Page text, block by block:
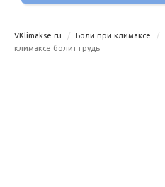
VKlimakse.ru Боли при климаксе
климаксе болит грудь